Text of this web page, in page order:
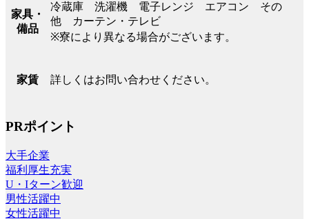
家具・
備品
冷蔵庫 洗濯機 電子レンジ エアコン その
他 カーテン・テレビ
※寮により異なる場合がございます。
家賃 詳しくはお問い合わせください。
PRポイント
大手企業
福利厚生充実
U・Iターン歓迎
男性活躍中
女性活躍中